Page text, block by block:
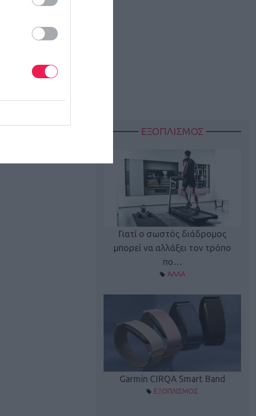
ΕΞΟΠΛΙΣΜΟΣ
Γιατί ο σωστός διάδρομος
μπορεί να αλλάξει τον τρόπο
πο…
ΆΛΛΑ
Garmin CIRQA Smart Band
ΕΞΟΠΛΙΣΜΟΣ